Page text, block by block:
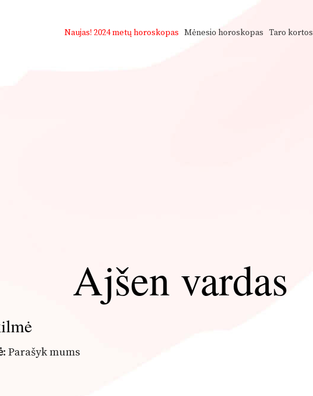
Naujas! 2024 metų horoskopas Mėnesio horoskopas Taro kortos
Ajšen vardas
: Parašyk mums